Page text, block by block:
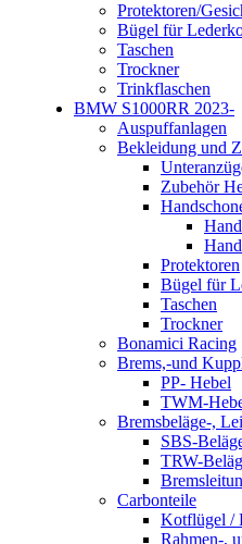
Protektoren/
Bügel für
Taschen
Trockner
Trinkflaschen
BMW S1000RR 2023-
Auspuffanlagen
Bekleidung und
Zubehör
Protektoren
Bügel für
Taschen
Trockner
Bonamici Racing
Brems,-und
PP- Hebel
TWM-
Bremsbeläge-,
SBS-
TRW-
Carbonteile
Kotflügel /
Rahmen-,